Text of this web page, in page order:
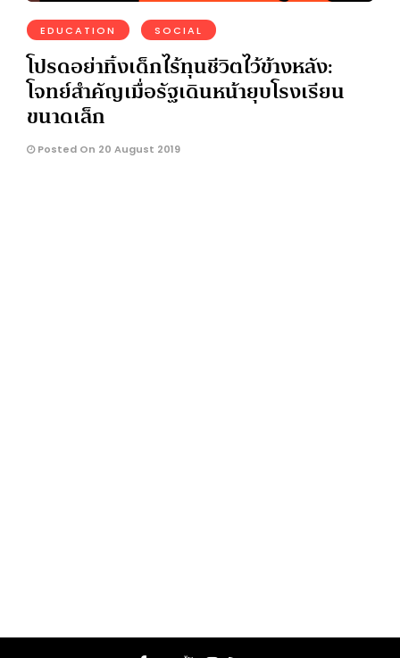
EDUCATION SOCIAL
โปรดอย่าทิ้งเด็กไร้ทุนชีวิตไว้ข้างหลัง:
โจทย์สำคัญเมื่อรัฐเดินหน้ายุบโรงเรียน
ขนาดเล็ก
Posted On 20 August 2019